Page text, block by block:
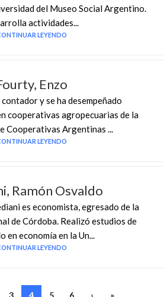
del Museo Social Argentino.
actividades...
LEYENDO
Enzo
y se ha desempeñado
cooperativas agropecuarias de la
Cooperativas Argentinas ...
LEYENDO
Ramón Osvaldo
es economista, egresado de la
de Córdoba. Realizó estudios de
en economía en la Un...
LEYENDO
3 4 5 6 › »